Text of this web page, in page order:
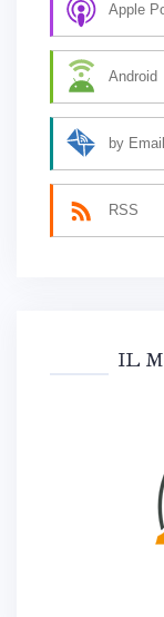
Apple
Android
by Email
RSS
IL